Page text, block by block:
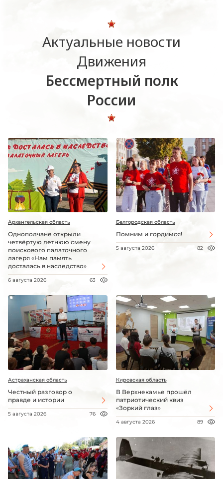
Актуальные новости
Движения
Бессмертный полк
России
Архангельская область
Однополчане открыли
четвёртую летнюю смену
поискового палаточного
лагеря «Нам память
досталась в наследство»
6 августа 2026 63
Белгородская область
Помним и гордимся!
5 августа 2026 82
Астраханская область
Честный разговор о
правде и истории
5 августа 2026 76
Кировская область
В Верхнекамье прошёл
патриотический квиз
«Зоркий глаз»
4 августа 2026 89